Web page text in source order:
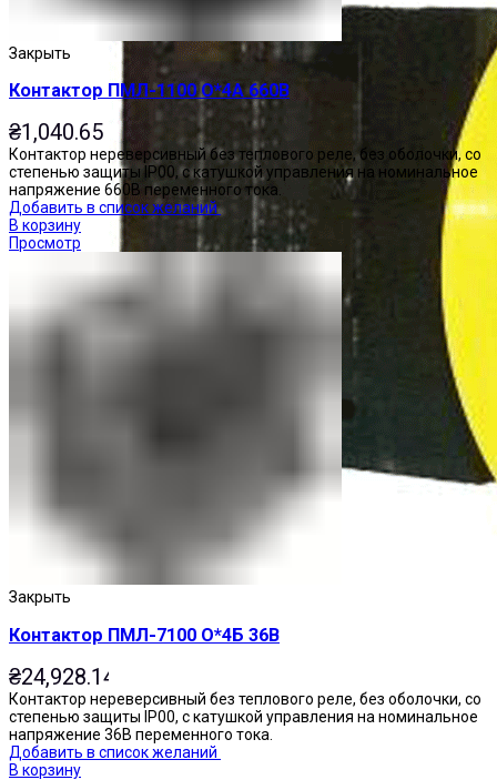
Закрыть
Контактор ПМЛ-1100 О*4А 660В
₴1,040.65
Контактор нереверсивный без теплового реле, без оболочки, со
степенью защиты IP00, с катушкой управления на номинальное
напряжение 660В переменного тока.
Добавить в список желаний
В корзину
Просмотр
Закрыть
Контактор ПМЛ-7100 О*4Б 36В
₴24,928.14
Контактор нереверсивный без теплового реле, без оболочки, со
степенью защиты IP00, с катушкой управления на номинальное
напряжение 36В переменного тока.
Добавить в список желаний
В корзину